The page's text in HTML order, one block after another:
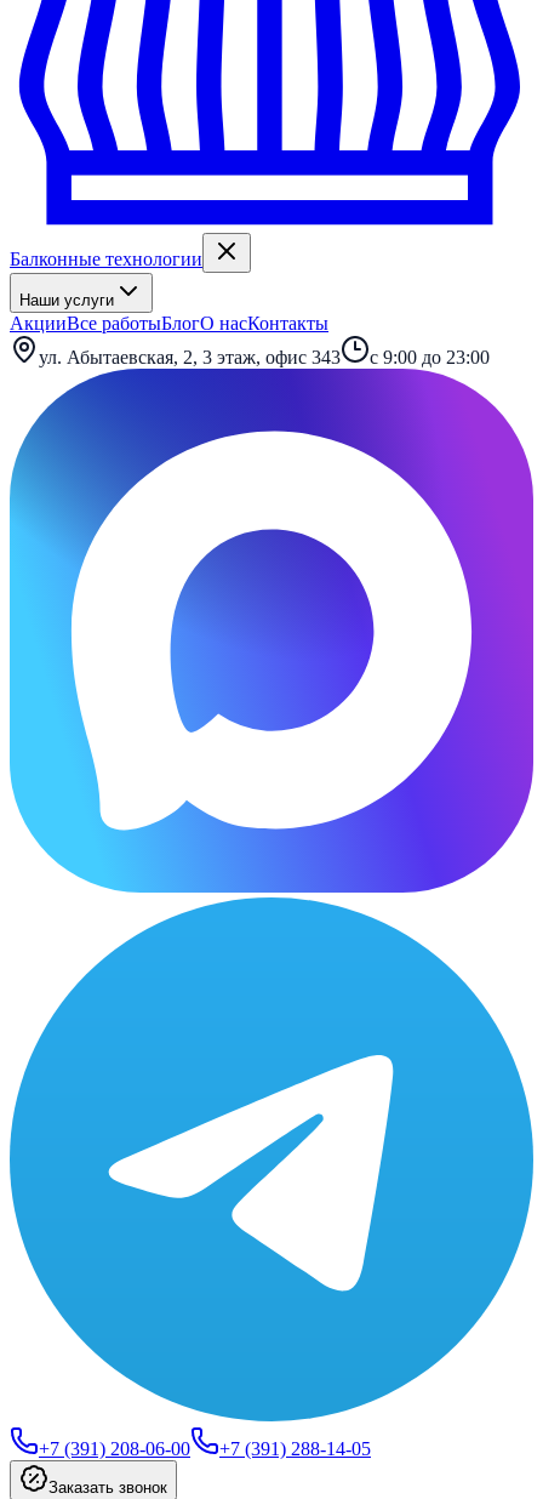
Балконные технологии
Наши услуги
АкцииВсе работыБлогО насКонтакты
ул. Абытаевская, 2, 3 этаж, офис 343
с 9:00 до 23:00
+7 (391) 208-06-00 +7 (391) 288-14-05
Заказать звонок